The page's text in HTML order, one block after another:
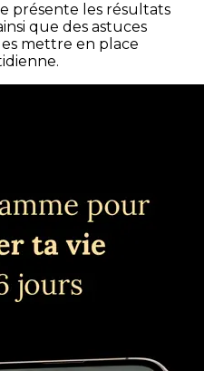
présente les résultats
que des astuces
mettre en place